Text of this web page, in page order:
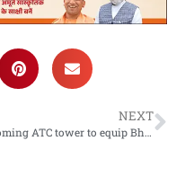
NEXT
Upcoming ATC tower to equip Bhopal’s Raja Bhoj airport for flights 24 hours